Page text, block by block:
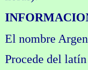
El nombre
Procede del